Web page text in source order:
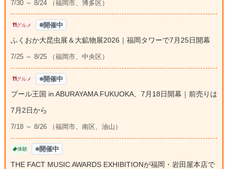
7/30 ～ 8/24 （福岡市、博多区）
グルメ 開催中
ふくおか大昆虫展＆大鉱物展2026｜福岡タワーで7月25日開幕
7/25 ～ 8/25 （福岡市、中央区）
グルメ 開催中
プール王国 in ABURAYAMA FUKUOKA、7月18日開幕｜前売りは
7月2日から
7/18 ～ 8/26 （福岡市、南区、油山）
体験 開催中
THE FACT MUSIC AWARDS EXHIBITIONが福岡・岩田屋本店で